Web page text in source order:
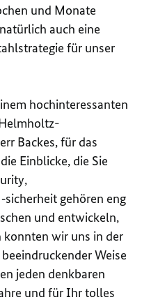
und Monate
auch eine
für unser
hochinteressanten
Backes, für das
Einblicke, die Sie
,
gehören eng
und entwickeln,
wir uns in der
Weise
jeden denkbaren
und für Ihr tolles